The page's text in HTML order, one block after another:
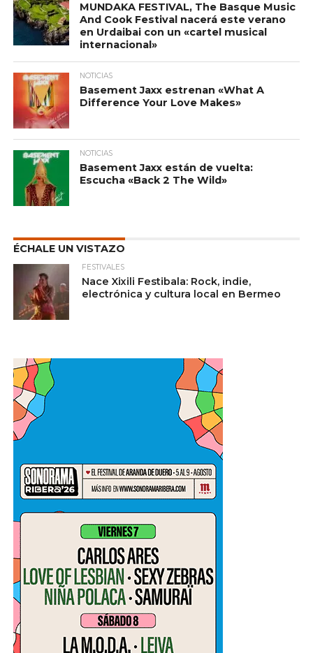
MUNDAKA FESTIVAL, The Basque Music
And Cook Festival nacerá este verano
en Urdaibai con un «cartel musical
internacional»
NOTICIAS
Basement Jaxx estrenan «What A
Difference Your Love Makes»
NOTICIAS
Basement Jaxx están de vuelta:
Escucha «Back 2 The Wild»
ÉCHALE UN VISTAZO
FESTIVALES
Nace Xixili Festibala: Rock, indie,
electrónica y cultura local en Bermeo